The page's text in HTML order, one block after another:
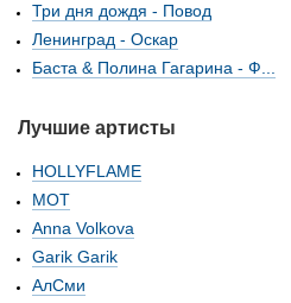
Три дня дождя - Повод
Ленинград - Оскар
Баста & Полина Гагарина - Ф...
Лучшие артисты
HOLLYFLAME
МОТ
Anna Volkova
Garik Garik
АлСми